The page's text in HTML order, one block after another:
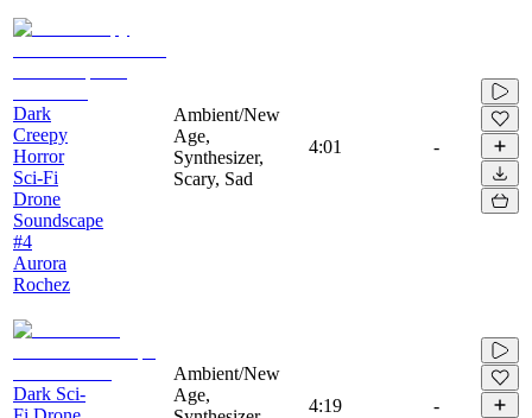
Dark
Creepy
Horror
Sci-Fi
Drone
Soundscape
#4
Aurora
Rochez
Ambient/New
Age,
Synthesizer,
Scary, Sad
4:01 -
Dark Sci-
Ambient/New
Age,
4:19 -